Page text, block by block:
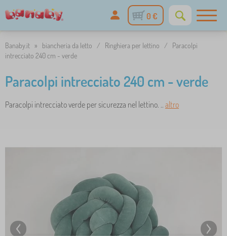
0 €
Banaby.it » biancheria da letto / Ringhiera per lettino /
Paracolpi
intrecciato 240 cm - verde
Paracolpi intrecciato 240 cm - verde
Paracolpi intrecciato verde per sicurezza nel lettino. .. altro